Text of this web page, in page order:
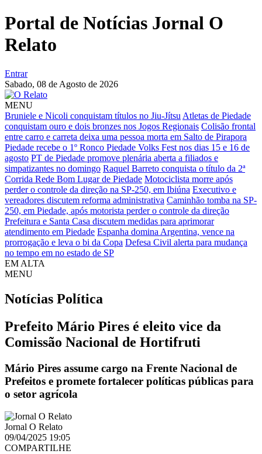
Portal de Notícias Jornal O
Relato
Entrar
Sabado, 08 de Agosto de 2026
MENU
Bruniele e Nicoli conquistam títulos no Jiu-Jítsu Atletas de Piedade
conquistam ouro e dois bronzes nos Jogos Regionais Colisão frontal
entre carro e carreta deixa uma pessoa morta em Salto de Pirapora
Piedade recebe o 1º Ronco Piedade Volks Fest nos dias 15 e 16 de
agosto PT de Piedade promove plenária aberta a filiados e
simpatizantes no domingo Raquel Barreto conquista o título da 2ª
Corrida Rede Bom Lugar de Piedade Motociclista morre após
perder o controle da direção na SP-250, em Ibiúna Executivo e
vereadores discutem reforma administrativa Caminhão tomba na SP-
250, em Piedade, após motorista perder o controle da direção
Prefeitura e Santa Casa discutem medidas para aprimorar
atendimento em Piedade Espanha domina Argentina, vence na
prorrogação e leva o bi da Copa Defesa Civil alerta para mudança
no tempo em no estado de SP
EM ALTA
MENU
Notícias Política
Prefeito Mário Pires é eleito vice da
Comissão Nacional de Hortifruti
Mário Pires assume cargo na Frente Nacional de
Prefeitos e promete fortalecer políticas públicas para
o setor agrícola
Jornal O Relato
09/04/2025 19:05
COMPARTILHE